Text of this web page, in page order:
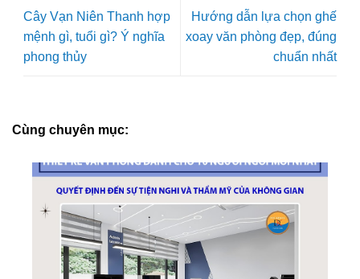
Cây Vạn Niên Thanh hợp
mệnh gì, tuổi gì? Ý nghĩa
phong thủy
Hướng dẫn lựa chọn ghế
xoay văn phòng đẹp, đúng
chuẩn nhất
Cùng chuyên mục: